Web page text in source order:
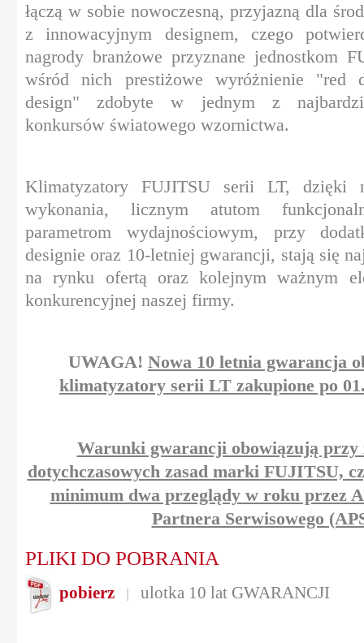
łączą w sobie nowoczesną, przyjazną dla
z innowacyjnym designem, czego
nagrody branżowe przyznane jednostkom
wśród nich prestiżowe wyróżnienie "red
design" zdobyte w jednym z
konkursów światowego wzornictwa.
Klimatyzatory FUJITSU serii LT, dzięki
wykonania, licznym atutom
parametrom wydajnościowym, przy
designie oraz 10-letniej gwarancji, stają się
na rynku ofertą oraz kolejnym ważnym
konkurencyjnej naszej firmy.
UWAGA! Nowa 10 letnia gwarancja
klimatyzatory serii LT zakupione po
Warunki gwarancji obowiązują przy
dotychczasowych zasad marki FUJITSU,
minimum dwa przeglądy w roku przez
Partnera Serwisowego
PLIKI DO POBRANIA
pobierz | ulotka 10 lat GWARANCJI